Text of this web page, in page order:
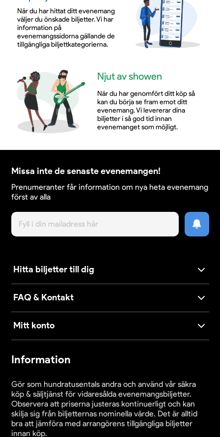
När du har hittat ditt evenemang
väljer du önskade biljetter. Vi har
information på
evenemangssidorna gällande de
tillgängliga biljettkategorierna.
Njut av showen
När du har genomfört ditt köp så
kan du börja se fram emot ditt
evenemang. Vi levererar dina
biljetter i så god tid innan
evenemanget som möjligt.
Missa inte de senaste evenemangen!
Prenumeranter får information om nya heta evenemang
först av alla
Hitta biljetter till dig
FAQ & Kontakt
Mitt konto
Information
Gör som hundratusentals andra och använd vår säkra
köp & säljtjänst för vidaresålda evenemangsbiljetter.
Observera att priserna justeras kontinuerligt och kan
skilja sig från biljetternas nominella värde. Det är alltid
bra att jämföra med arrangörens tillgängliga biljetter
innan köp.